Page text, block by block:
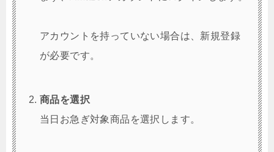
アカウントを持っていない場合は、新規登録
が必要です。
商品を選択
当日お急ぎ対象商品を選択します。